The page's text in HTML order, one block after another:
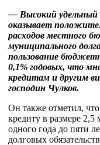
— Высокий
оказывает
расходов местного
муниципального
пользование
0,1% годовых, что
кредитам и другим
господин Чулков.
Он также отметил,
кредиту в размере 2,5
одного года до пяти
долговых